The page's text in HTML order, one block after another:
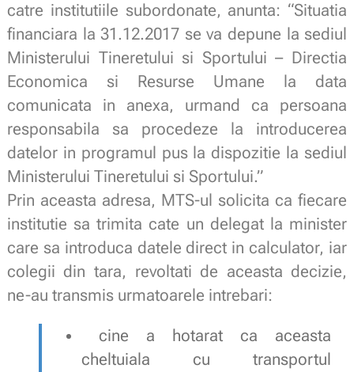
catre institutiile subordonate, anunta: “Situatia
financiara la31.12.2017 seva depune la sediul
Ministerului Tineretului si Sportului – Directia
Economica si Resurse Umane la data
comunicata in anexa, urmand ca persoana
responsabila sa procedeze la introducerea
datelor in programul pus la dispozitie la sediul
Ministerului Tineretului si Sportului.”
Prin aceasta adresa, MTS-ul solicita ca fiecare
institutie sa trimita cate un delegat la minister
care sa introduca datele direct in calculator, iar
colegii din tara, revoltati de aceasta decizie,
ne-au transmis urmatoarele intrebari:
cine a hotarat ca aceasta
cheltuiala cu transportul